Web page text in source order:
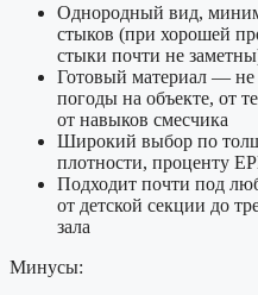
Однородный вид,
стыков (при хорошей
стыки почти не
Готовый материал — не
погоды на объекте, от
от навыков смесчика
Широкий выбор по
плотности, проценту
Подходит почти под
от детской секции до
зала
Минусы: